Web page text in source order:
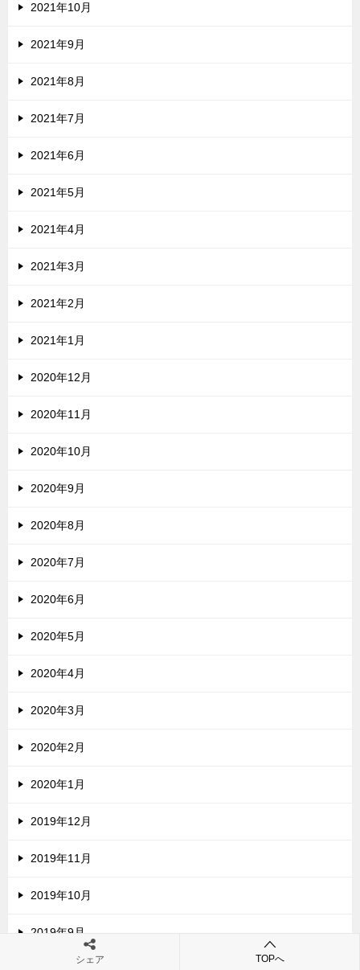
2021年10月
2021年9月
2021年8月
2021年7月
2021年6月
2021年5月
2021年4月
2021年3月
2021年2月
2021年1月
2020年12月
2020年11月
2020年10月
2020年9月
2020年8月
2020年7月
2020年6月
2020年5月
2020年4月
2020年3月
2020年2月
2020年1月
2019年12月
2019年11月
2019年10月
2019年9月
シェア TOPへ